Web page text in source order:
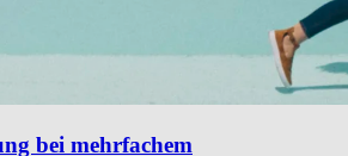
bei mehrfachem